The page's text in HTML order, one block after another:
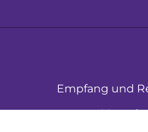
Empfang und